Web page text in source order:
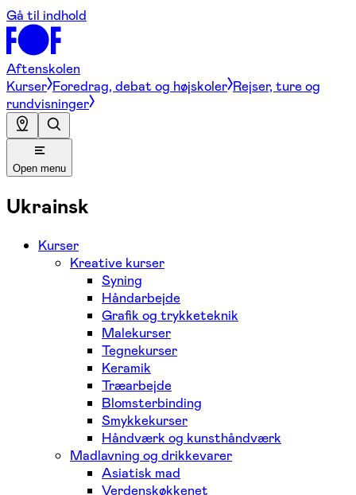
Gå til indhold
Aftenskolen
Kurser Foredrag, debat og højskoler Rejser, ture og
rundvisninger
Open menu
Ukrainsk
Kurser
Kreative kurser
Syning
Håndarbejde
Grafik og trykketeknik
Malekurser
Tegnekurser
Keramik
Træarbejde
Blomsterbinding
Smykkekurser
Håndværk og kunsthåndværk
Madlavning og drikkevarer
Asiatisk mad
Verdenskøkkenet